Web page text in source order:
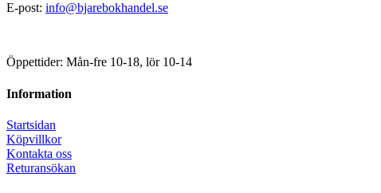
E-post: info@bjarebokhandel.se
Öppettider: Mån-fre 10-18, lör 10-14
Information
Startsidan
Köpvillkor
Kontakta oss
Returansökan